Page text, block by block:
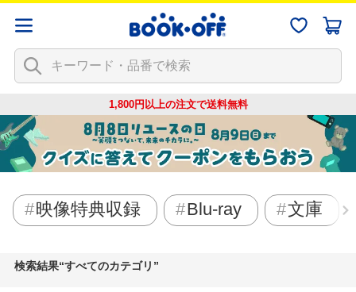
1,800円以上の注文で送料無料
映像特典収録 Blu-ray 文庫
検索結果 すべてのカテゴリ